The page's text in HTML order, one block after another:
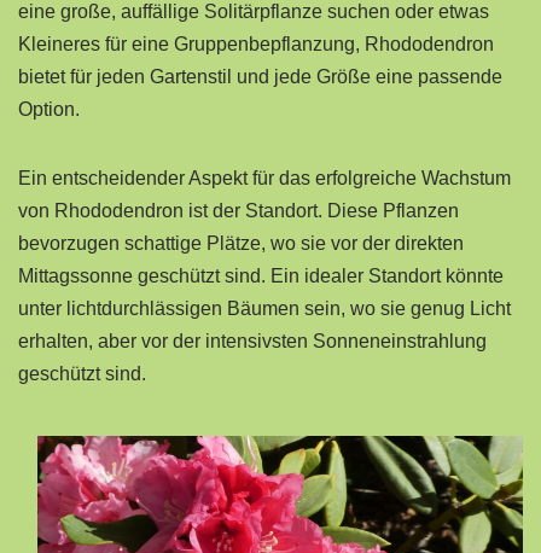
eine große, auffällige Solitärpflanze suchen oder etwas
Kleineres für eine Gruppenbepflanzung, Rhododendron
bietet für jeden Gartenstil und jede Größe eine passende
Option.
Ein entscheidender Aspekt für das erfolgreiche Wachstum
von Rhododendron ist der Standort. Diese Pflanzen
bevorzugen schattige Plätze, wo sie vor der direkten
Mittagssonne geschützt sind. Ein idealer Standort könnte
unter lichtdurchlässigen Bäumen sein, wo sie genug Licht
erhalten, aber vor der intensivsten Sonneneinstrahlung
geschützt sind.